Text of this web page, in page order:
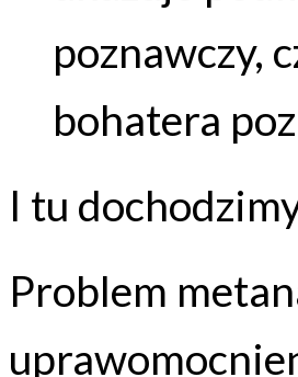
poznawczy,
bohatera
I tu
Problem